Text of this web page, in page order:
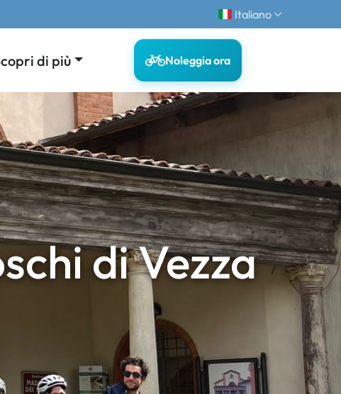
Italiano
di più Noleggia ora
di Vezza